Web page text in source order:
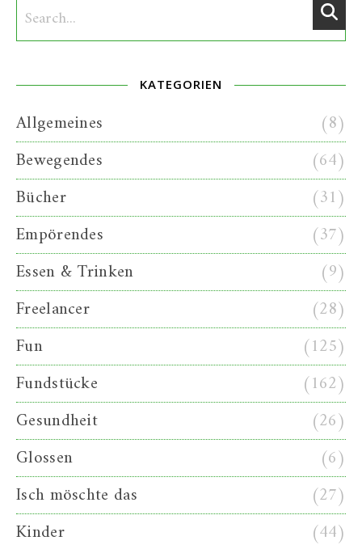
KATEGORIEN
Allgemeines
(8)
Bewegendes
(64)
Bücher
(31)
Empörendes
(37)
Essen & Trinken
(9)
Freelancer
(28)
Fun
(125)
Fundstücke
(162)
Gesundheit
(26)
Glossen
(6)
Isch möschte das
(27)
Kinder
(44)